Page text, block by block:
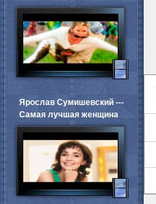
Ярослав Сумишевский ---
Самая лучшая женщина